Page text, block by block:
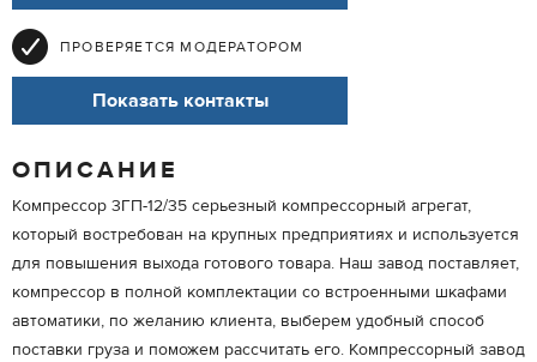
ПРОВЕРЯЕТСЯ МОДЕРАТОРОМ
Показать контакты
ОПИСАНИЕ
Компрессор 3ГП-12/35 серьезный компрессорный агрегат,
который востребован на крупных предприятиях и используется
для повышения выхода готового товара. Наш завод поставляет,
компрессор в полной комплектации со встроенными шкафами
автоматики, по желанию клиента, выберем удобный способ
поставки груза и поможем рассчитать его. Компрессорный завод